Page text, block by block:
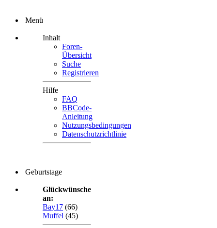
Menü
Inhalt
Foren-
Übersicht
Suche
Registrieren
Hilfe
FAQ
BBCode-
Anleitung
Nutzungsbedingungen
Datenschutzrichtlinie
Geburtstage
Glückwünsche
an:
Bay17 (66)
Muffel (45)